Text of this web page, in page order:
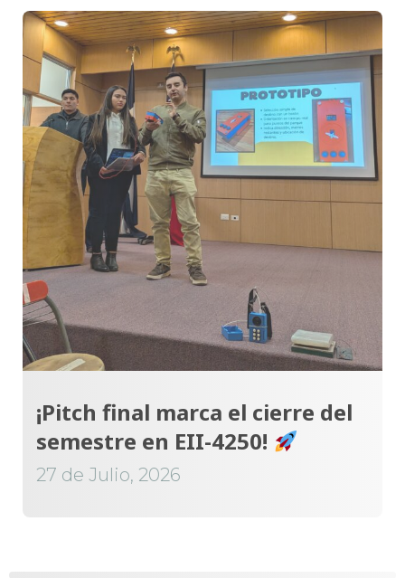
¡Pitch final marca el cierre del
semestre en EII-4250!
27 de Julio, 2026